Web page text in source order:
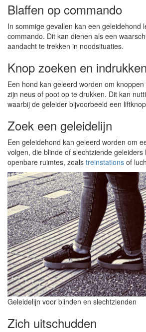
Blaffen op commando
In sommige gevallen kan een geleidehond
commando. Dit kan dienen als een
aandacht te trekken in noodsituaties.
Knop zoeken en indrukken
Een hond kan geleerd worden om
zijn neus of poot op te drukken. Dit kan
waarbij de geleider bijvoorbeeld een
Zoek een geleidelijn
Een geleidehond kan geleerd worden om
volgen, die blinde of slechtziende geleiders
openbare ruimtes, zoals treinstations of
Geleidelijn voor blinden en slechtzienden
Zich uitschudden